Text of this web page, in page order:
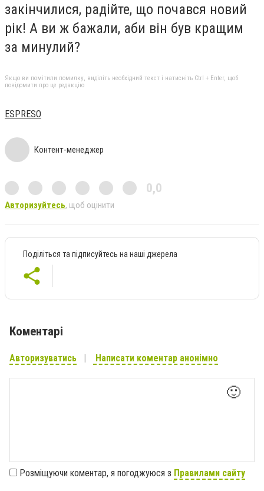
закінчилися, радійте, що почався новий
рік! А ви ж бажали, аби він був кращим
за минулий?
Якщо ви помітили помилку, виділіть необхідний текст і натисніть Ctrl + Enter, щоб
повідомити про це редакцію
ESPRESO
Контент-менеджер
0,0
Авторизуйтесь, щоб оцінити
Поділіться та підписуйтесь на наші джерела
Коментарі
Авторизуватись Написати коментар анонімно
🙂
Розміщуючи коментар, я погоджуюся з Правилами сайту